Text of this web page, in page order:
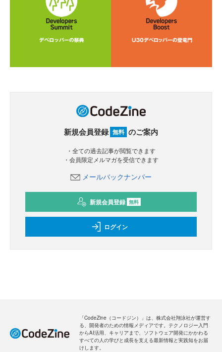
新規会員登録 無料 のご案内
・全ての過去記事が閲覧できます
・会員限定メルマガを受信できます
メールバックナンバー
新規会員登録 無料
ログイン
「CodeZine（コードジン）」は、株式会社翔泳社が運営す
る、開発者のための情報メディアです。テクノロジー入門
からAI活用、キャリアまで、ソフトウェア開発にかかわる
すべての人の学びと成長を支える最新情報と実践知をお届
けします。